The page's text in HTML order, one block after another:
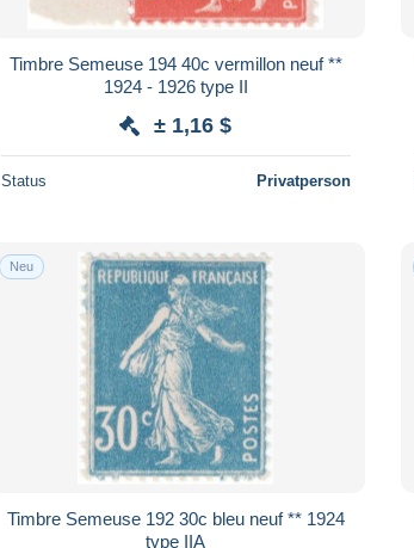
Timbre Semeuse 194 40c vermillon neuf **
1924 - 1926 type II
± 1,16 $
Status Privatperson
Neu
Timbre Semeuse 192 30c bleu neuf ** 1924
type IIA